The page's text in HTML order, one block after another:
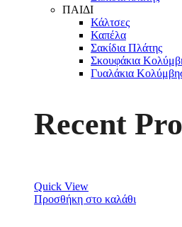
ΠΑΙΔΙ
Κάλτσες
Καπέλα
Σακίδια Πλάτης
Σκουφάκια
Γυαλάκια
Recent
Quick View
Προσθήκη στο καλάθι